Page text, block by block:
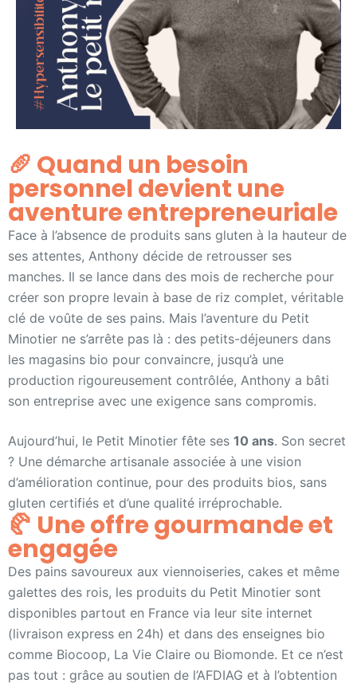
🥖 Quand un besoin
personnel devient une
aventure entrepreneuriale
Face à l’absence de produits sans gluten à la hauteur de
ses attentes, Anthony décide de retrousser ses
manches. Il se lance dans des mois de recherche pour
créer son propre levain à base de riz complet, véritable
clé de voûte de ses pains. Mais l’aventure du Petit
Minotier ne s’arrête pas là : des petits-déjeuners dans
les magasins bio pour convaincre, jusqu’à une
production rigoureusement contrôlée, Anthony a bâti
son entreprise avec une exigence sans compromis.
Aujourd’hui, le Petit Minotier fête ses 10 ans. Son secret
? Une démarche artisanale associée à une vision
d’amélioration continue, pour des produits bios, sans
gluten certifiés et d’une qualité irréprochable.
🥐 Une offre gourmande et
engagée
Des pains savoureux aux viennoiseries, cakes et même
galettes des rois, les produits du Petit Minotier sont
disponibles partout en France via leur site internet
(livraison express en 24h) et dans des enseignes bio
comme Biocoop, La Vie Claire ou Biomonde. Et ce n’est
pas tout : grâce au soutien de l’AFDIAG et à l’obtention